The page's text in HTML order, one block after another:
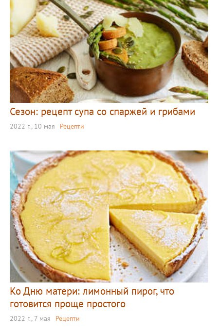
Сезон: рецепт супа со спаржей и грибами
2022 г., 10 мая Рецепти
Ко Дню матери: лимонный пирог, что
готовится проще простого
2022 г., 7 мая Рецепти